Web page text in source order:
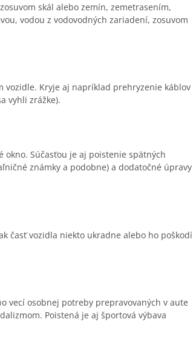
skál alebo zemín, zemetrasením,
vodou z vodovodných zariadení, zosuvom
vozidle. Kryje aj napríklad prehryzenie káblov
vyhli zrážke).
okno. Súčasťou je aj poistenie spätných
známky a podobne) a dodatočné úpravy
časť vozidla niekto ukradne alebo ho poškodí
vecí osobnej potreby prepravovaných v aute
Poistená je aj športová výbava